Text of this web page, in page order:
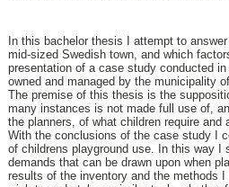
In this bachelor thesis I attempt to
mid-sized Swedish town, and which
presentation of a case study conducted
owned and managed by the municipality
The premise of this thesis is the
many instances is not made full use of,
the planners, of what children require and
With the conclusions of the case study I
of childrens playground use. In this way I
demands that can be drawn upon when
results of the inventory and the methods